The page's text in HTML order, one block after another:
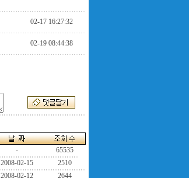
02-17 16:27:32
02-19 08:44:38
-
65535
2008-02-15
2510
2008-02-12
2644